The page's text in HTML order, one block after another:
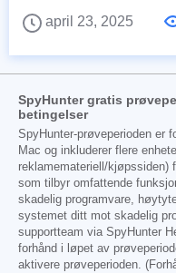
april 23, 2025
SpyHunter gratis
betingelser
SpyHunter-prøveperioden er
Mac og inkluderer flere
reklamemateriell/kjøpssiden)
som tilbyr omfattende
skadelig programvare,
systemet ditt mot skadelig
supportteam via SpyHunter
forhånd i løpet av
aktivere prøveperioden.